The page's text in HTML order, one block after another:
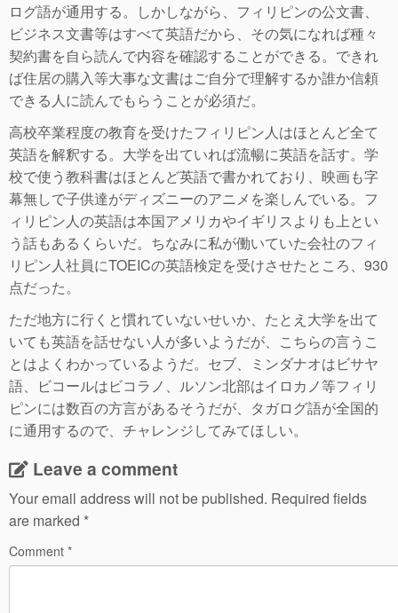
ログ語が通用する。しかしながら、フィリピンの公文書、
ビジネス文書等はすべて英語だから、その気になれば種々
契約書を自ら読んで内容を確認することができる。できれ
ば住居の購入等大事な文書はご自分で理解するか誰か信頼
できる人に読んでもらうことが必須だ。
高校卒業程度の教育を受けたフィリピン人はほとんど全て
英語を解釈する。大学を出ていれば流暢に英語を話す。学
校で使う教科書はほとんど英語で書かれており、映画も字
幕無しで子供達がディズニーのアニメを楽しんでいる。フ
ィリピン人の英語は本国アメリカやイギリスよりも上とい
う話もあるくらいだ。ちなみに私が働いていた会社のフィ
リピン人社員にTOEICの英語検定を受けさせたところ、930
点だった。
ただ地方に行くと慣れていないせいか、たとえ大学を出て
いても英語を話せない人が多いようだが、こちらの言うこ
とはよくわかっているようだ。セブ、ミンダナオはビサヤ
語、ビコールはビコラノ、ルソン北部はイロカノ等フィリ
ピンには数百の方言があるそうだが、タガログ語が全国的
に通用するので、チャレンジしてみてほしい。
Leave a comment
Your email address will not be published. Required fields
are marked *
Comment *